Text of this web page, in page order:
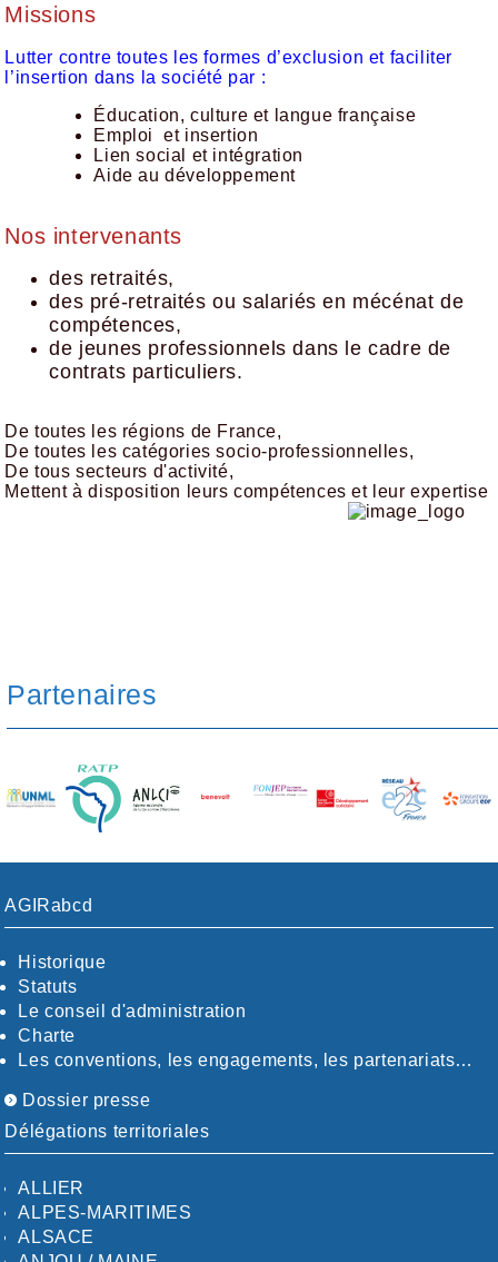
Missions
Lutter contre toutes les formes d’exclusion et faciliter
l’insertion dans la société par :
Éducation, culture et langue française
Emploi et insertion
Lien social et intégration
Aide au développement
Nos intervenants
des retraités,
des pré-retraités ou salariés en mécénat de
compétences,
de jeunes professionnels dans le cadre de
contrats particuliers.
De toutes les régions de France,
De toutes les catégories socio-professionnelles,
De tous secteurs d'activité,
Mettent à disposition leurs compétences et leur expertise
Partenaires
AGIRabcd
Historique
Statuts
Le conseil d'administration
Charte
Les conventions, les engagements, les partenariats…
Dossier presse
Délégations territoriales
ALLIER
ALPES-MARITIMES
ALSACE